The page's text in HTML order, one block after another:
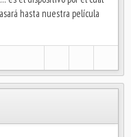
hasta nuestra película